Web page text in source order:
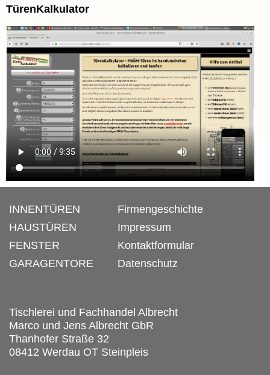
TürenKalkulator
INNENTÜREN
HAUSTÜREN
FENSTER
GARAGENTORE
Firmengeschichte
Impressum
Kontaktformular
Datenschutz
Tischlerei und Fachhandel Albrecht
Marco und Jens Albrecht GbR
Thanhofer Straße 32
08412 Werdau OT Steinpleis